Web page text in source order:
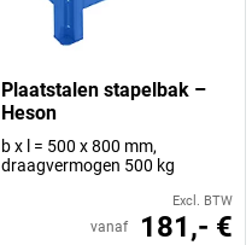
Plaatstalen stapelbak –
Heson
b x l = 500 x 800 mm,
draagvermogen 500 kg
Excl. BTW
vanaf 181,- €